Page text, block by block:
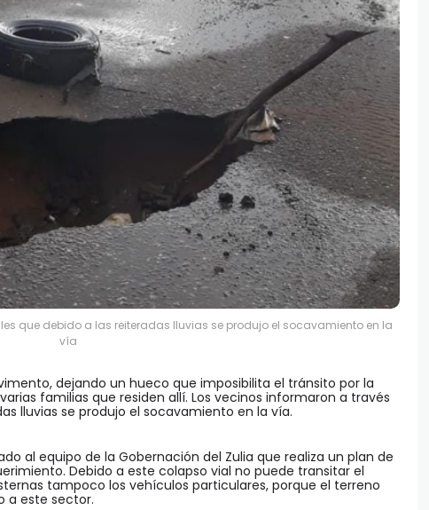
que debido a las reiteradas lluvias se produjo el socavamiento en la
vía
dejando un hueco que imposibilita el tránsito por la
familias que residen allí. Los vecinos informaron a través
lluvias se produjo el socavamiento en la vía.
al equipo de la Gobernación del Zulia que realiza un plan de
Debido a este colapso vial no puede transitar el
tampoco los vehículos particulares, porque el terreno
a este sector.